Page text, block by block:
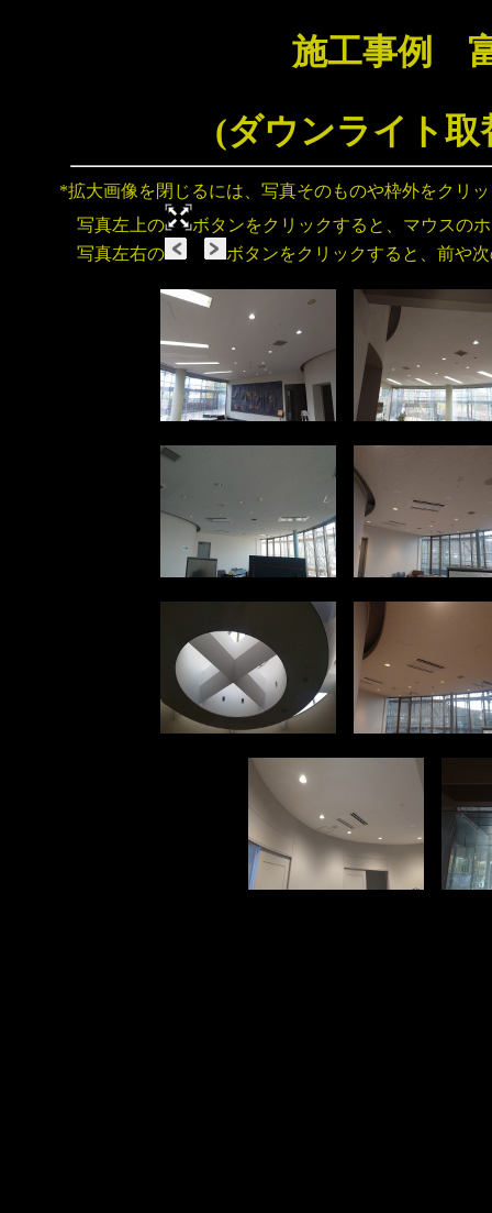
施工事例
(ダウンライト
*拡大画像を閉じるには、写真そのものや枠外をクリ
写真左上の
ボタンをクリックすると、マウスの
写真左右の
ボタンをクリックすると、前や